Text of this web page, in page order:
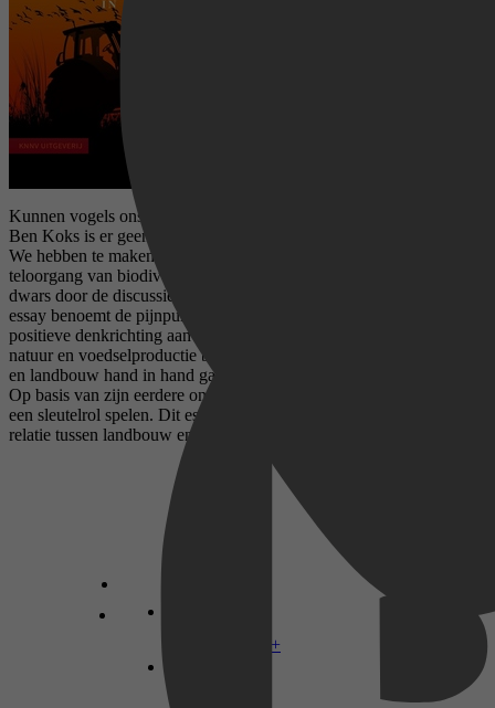
Disney+
Kunnen vogels ons de weg wijzen naar een andere landbouw? Voor
Ben Koks is er geen twijfel mogelijk op die vraag: dat kan zeker.
We hebben te maken met stikstofproblemen, de razendsnelle
teloorgang van biodiversiteit en economische belangen lopen vaak
dwars door de discussie over de toekomst van ons voedsel. Dit
essay benoemt de pijnpunten, maar geeft ook nadrukkelijk een
positieve denkrichting aan over hoe we een betere balans tussen
natuur en voedselproductie bereiken. Want het ís mogelijk dat natuur
en landbouw hand in hand gaan, daar is Ben Koks van overtuigd.
Op basis van zijn eerdere onderzoek laat hij zien dat vogels hierbij
een sleutelrol spelen. Dit essay biedt lezers andere inzichten over de
relatie tussen landbouw en natuur.